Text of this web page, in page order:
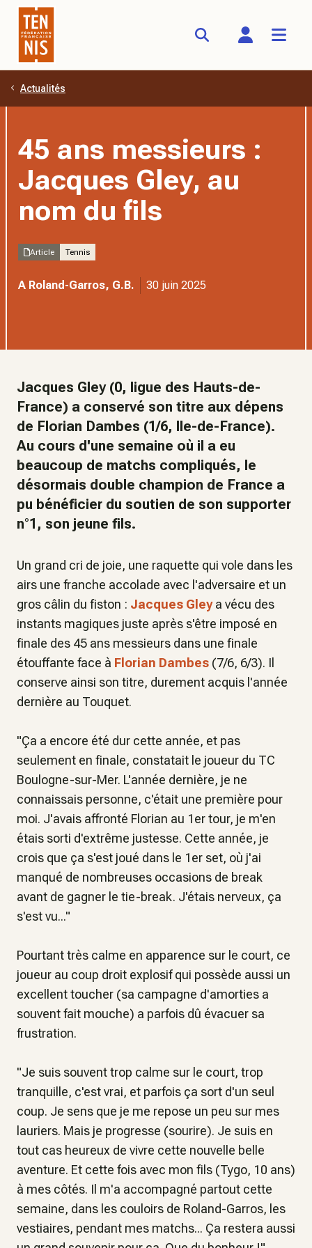
Aller au contenu principal
Actualités
45 ans messieurs :
Jacques Gley, au
nom du fils
Article Tennis
A Roland-Garros, G.B. 30 juin 2025
Jacques Gley (0, ligue des Hauts-de-
France) a conservé son titre aux dépens
de Florian Dambes (1/6, Ile-de-France).
Au cours d'une semaine où il a eu
beaucoup de matchs compliqués, le
désormais double champion de France a
pu bénéficier du soutien de son supporter
n°1, son jeune fils.
Un grand cri de joie, une raquette qui vole dans les
airs une franche accolade avec l'adversaire et un
gros câlin du fiston : Jacques Gleya vécu des
instants magiques juste après s'être imposé en
finale des 45 ans messieurs dans une finale
étouffante face à Florian Dambes (7/6, 6/3). Il
conserve ainsi son titre, durement acquis l'année
dernière au Touquet.
"Ça a encore été dur cette année, et pas
seulement en finale, constatait le joueur du TC
Boulogne-sur-Mer. L'année dernière, je ne
connaissais personne, c'était une première pour
moi. J'avais affronté Florian au 1er tour, je m'en
étais sorti d'extrême justesse. Cette année, je
crois que ça s'est joué dans le 1er set, où j'ai
manqué de nombreuses occasions de break
avant de gagner le tie-break. J'étais nerveux, ça
s'est vu..."
Pourtant très calme en apparence sur le court, ce
joueur au coup droit explosif qui possède aussi un
excellent toucher (sa campagne d'amorties a
souvent fait mouche) a parfois dû évacuer sa
frustration.
"Je suis souvent trop calme sur le court, trop
tranquille, c'est vrai, et parfois ça sort d'un seul
coup. Je sens que je me repose un peu sur mes
lauriers. Mais je progresse (sourire). Je suis en
tout cas heureux de vivre cette nouvelle belle
aventure. Et cette fois avec mon fils (Tygo, 10 ans)
à mes côtés. Il m'a accompagné partout cette
semaine, dans les couloirs de Roland-Garros, les
vestiaires, pendant mes matchs... Ça restera aussi